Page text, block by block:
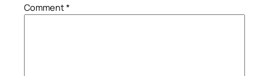
Comment*